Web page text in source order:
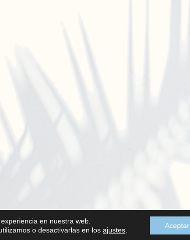
en nuestra web.
o desactivarlas en losajustes
Aceptar